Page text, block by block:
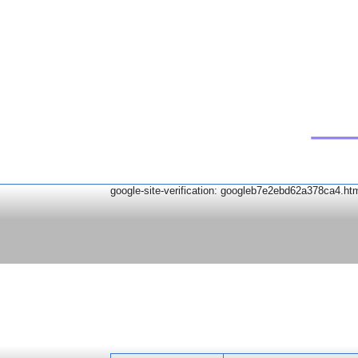
google-site-verification: